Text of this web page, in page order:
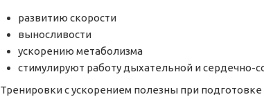
развитию скорости
выносливости
ускорению метаболизма
стимулируют работу дыхательной и сердечно-
Тренировки с ускорением полезны при